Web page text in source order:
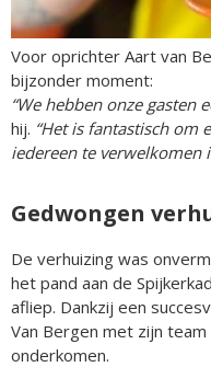
Voor oprichter Aart van
bijzonder moment:
“We hebben onze gasten
hij. “Het is fantastisch om
iedereen te verwelkomen
Gedwongen
De verhuizing was
het pand aan de
afliep. Dankzij een
Van Bergen met zijn
onderkomen.